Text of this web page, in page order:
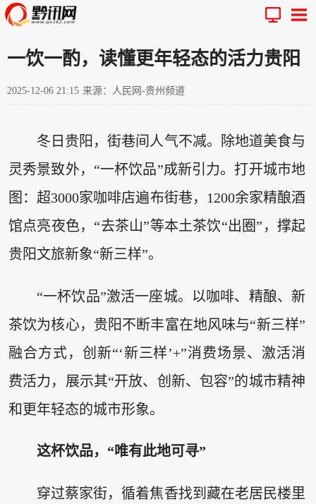
一饮一酌，读懂更年轻态的活力贵阳
2025-12-06 21:15 来源：人民网-贵州频道
冬日贵阳，街巷间人气不减。除地道美食与
灵秀景致外，“一杯饮品”成新引力。打开城市地
图：超3000家咖啡店遍布街巷，1200余家精酿酒
馆点亮夜色，“去茶山”等本土茶饮“出圈”，撑起
贵阳文旅新象“新三样”。
“一杯饮品”激活一座城。以咖啡、精酿、新
茶饮为核心，贵阳不断丰富在地风味与“新三样”
融合方式，创新“‘新三样’+”消费场景、激活消
费活力，展示其“开放、创新、包容”的城市精神
和更年轻态的城市形象。
这杯饮品，“唯有此地可寻”
穿过蔡家街，循着焦香找到藏在老居民楼里